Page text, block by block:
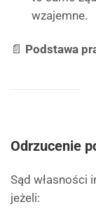
wzajemne.
📄 Podstawa
Odrzucenie
Sąd własności
jeżeli: